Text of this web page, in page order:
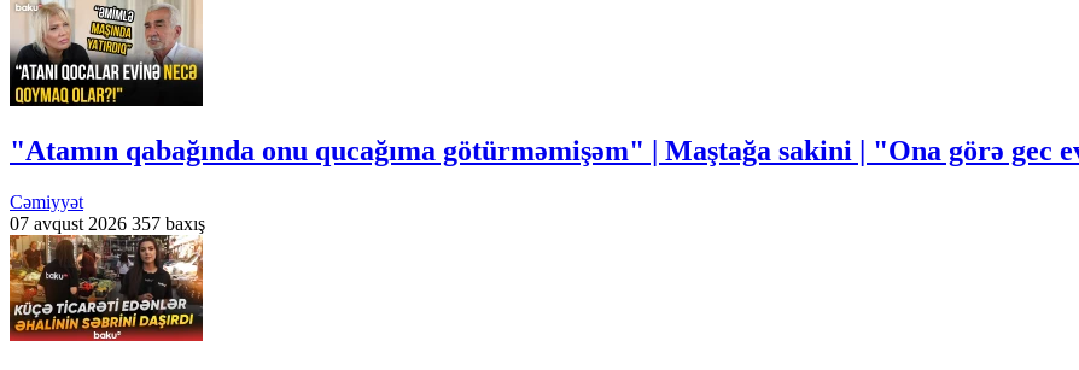
"Atamın qabağında onu qucağıma götürməmişəm" | Maştağa sakini | "Ona görə
Cəmiyyət
07 avqust 2026 357 baxış